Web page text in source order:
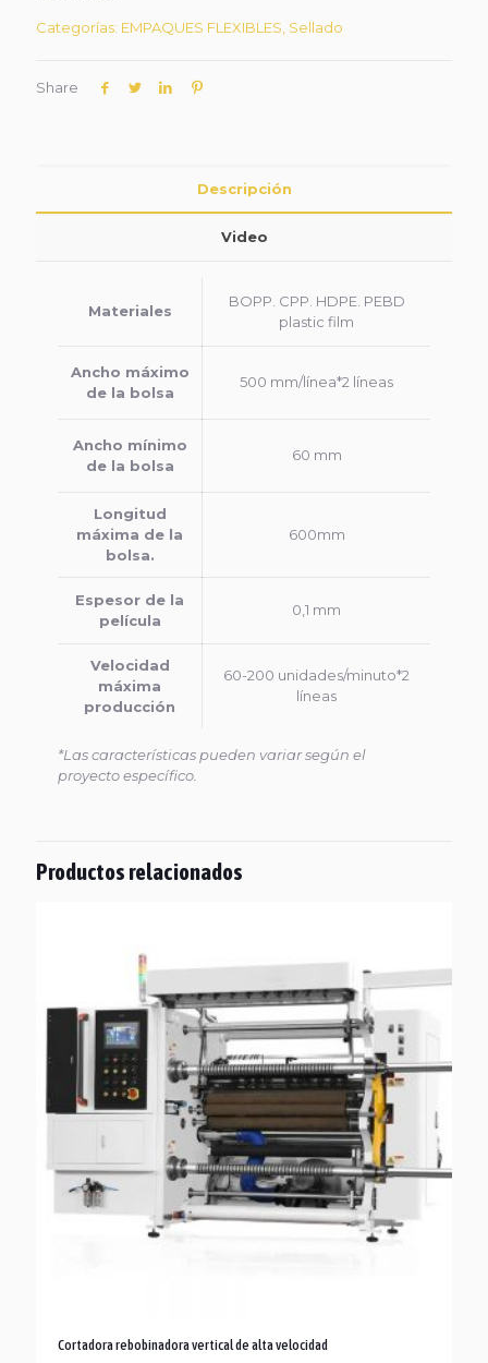
Categorías: EMPAQUES FLEXIBLES Sellado
Share
Descripción
Video
Materiales
BOPP. CPP. HDPE. PEBD
plastic film
Ancho máximo
de la bolsa
500 mm/línea*2 líneas
Ancho mínimo
de la bolsa
60 mm
Longitud
máxima de la
bolsa.
600mm
Espesor de la
película
0,1 mm
Velocidad
máxima
producción
60-200 unidades/minuto*2
líneas
*Las características pueden variar según el
proyecto específico.
Productos relacionados
Cortadora rebobinadora vertical de alta velocidad